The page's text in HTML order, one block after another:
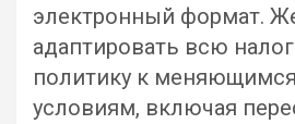
электронный формат.
адаптировать всю
политику к
условиям, включая